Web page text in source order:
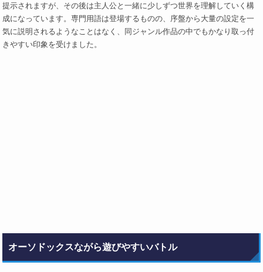
提示されますが、その後は主人公と一緒に少しずつ世界を理解していく構
成になっています。専門用語は登場するものの、序盤から大量の設定を一
気に説明されるようなことはなく、同ジャンル作品の中でもかなり取っ付
きやすい印象を受けました。
オーソドックスながら遊びやすいバトル